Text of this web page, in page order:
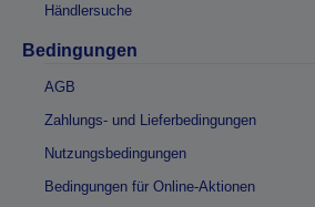
Händlersuche
Bedingungen
AGB
Zahlungs- und Lieferbedingungen
Nutzungsbedingungen
Bedingungen für Online-Aktionen